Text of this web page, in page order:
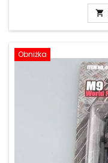

Obniżka